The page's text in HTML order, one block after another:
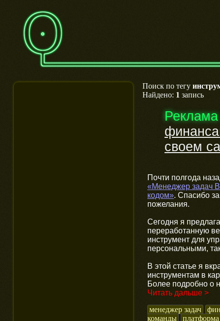
Поиск по тегу
Найдено: 1 запись
Реклама
своем
Почти полгода
«Менеджер задач
кодом». Спасибо
пожелания.
Сегодня я
переработанную
инструмент для
персональными,
В этой статье я
инструментам в
Более подробно о
Читать дальше >
менеджер задач
команды
платформа